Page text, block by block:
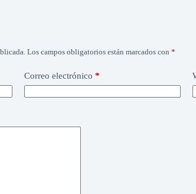
Los campos obligatorios están marcados con *
Correo electrónico *